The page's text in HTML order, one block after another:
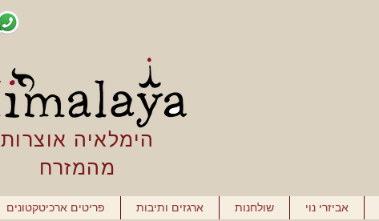
הימלאיה אוצרות
מהמזרח
פריטים ארכיטקטונים ארגזים ותיבות שולחנות אביזרי נוי